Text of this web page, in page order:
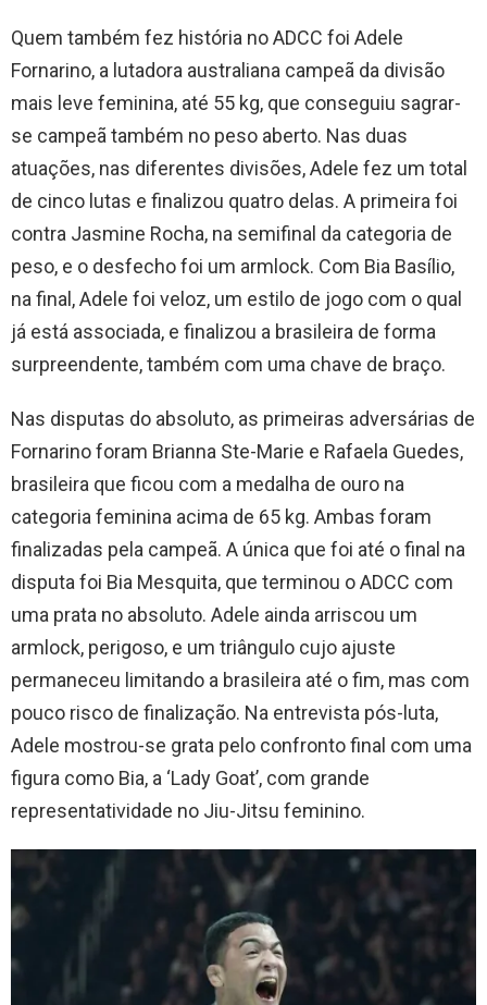
Quem também fez história no ADCC foi Adele
Fornarino, a lutadora australiana campeã da divisão
mais leve feminina, até 55 kg, que conseguiu sagrar-
se campeã também no peso aberto. Nas duas
atuações, nas diferentes divisões, Adele fez um total
de cinco lutas e finalizou quatro delas. A primeira foi
contra Jasmine Rocha, na semifinal da categoria de
peso, e o desfecho foi um armlock. Com Bia Basílio,
na final, Adele foi veloz, um estilo de jogo com o qual
já está associada, e finalizou a brasileira de forma
surpreendente, também com uma chave de braço.
Nas disputas do absoluto, as primeiras adversárias de
Fornarino foram Brianna Ste-Marie e Rafaela Guedes,
brasileira que ficou com a medalha de ouro na
categoria feminina acima de 65 kg. Ambas foram
finalizadas pela campeã. A única que foi até o final na
disputa foi Bia Mesquita, que terminou o ADCC com
uma prata no absoluto. Adele ainda arriscou um
armlock, perigoso, e um triângulo cujo ajuste
permaneceu limitando a brasileira até o fim, mas com
pouco risco de finalização. Na entrevista pós-luta,
Adele mostrou-se grata pelo confronto final com uma
figura como Bia, a ‘Lady Goat’, com grande
representatividade no Jiu-Jitsu feminino.